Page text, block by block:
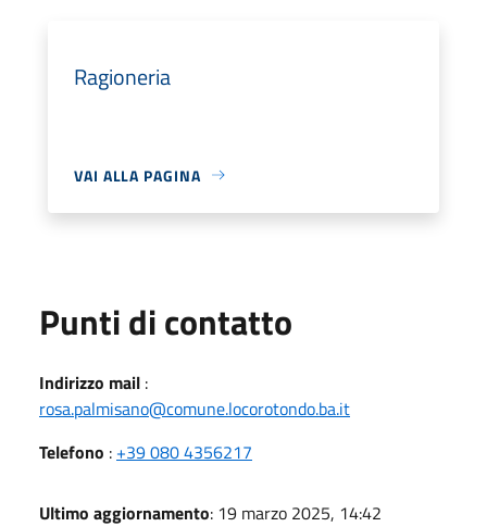
Ragioneria
VAI ALLA PAGINA
Punti di contatto
Indirizzo mail :
rosa.palmisano@comune.locorotondo.ba.it
Telefono : +39 080 4356217
Ultimo aggiornamento: 19 marzo 2025, 14:42